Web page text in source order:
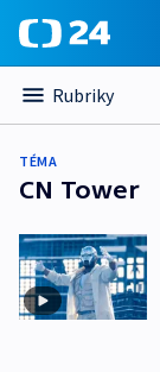
Rubriky
TÉMA
CN Tower